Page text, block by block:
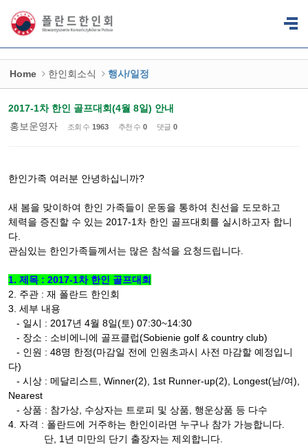
Home 한인회소식 행사/일정
2017-1차 한인 골프대회(4월 8일) 안내
홍보운영자
조회 수 1963 추천 수 0 댓글 0
한인가족 여러분 안녕하십니까?
새 봄을 맞이하여 한인 가족들이 운동을 통하여 친선을 도모하고
체력을 증진할 수 있는 2017-1차 한인 골프대회를 실시하고자 합니
다.
관심있는 한인가족들께서는 많은 참석을 요청드립니다.
1. 제목 : 2017-1차 한인 골프대회
2. 주관 : 재 폴란드 한인회
3. 세부 내용
- 일시 : 2017년 4월 8일(토) 07:30~14:30
- 장소 : 소비에니에 골프클럽(Sobienie golf & country club)
- 인원 : 48명 한정(마감일 전에 인원초과시 사전 마감할 예정입니
다)
- 시상 : 메달리스트, Winner(2), 1st Runner-up(2), Longest(남/여),
Nearest
- 상품 : 참가상, 수상자는 트로피 및 상품, 행운상품 등 다수
4. 자격 : 폴란드에 거주하는 한인이라면 누구나 참가 가능합니다.
단, 1년 미만의 단기 출장자는 제외합니다.